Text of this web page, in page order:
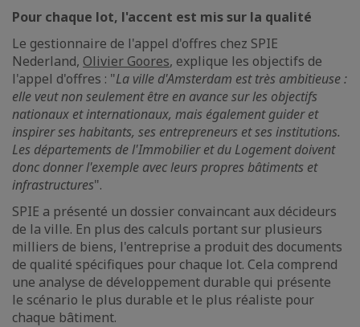
Pour chaque lot, l'accent est mis sur la qualité
Le gestionnaire de l'appel d'offres chez SPIE
Nederland, Olivier Goores, explique les objectifs de
l'appel d'offres : "La ville d'Amsterdam est très ambitieuse :
elle veut non seulement être en avance sur les objectifs
nationaux et internationaux, mais également guider et
inspirer ses habitants, ses entrepreneurs et ses institutions.
Les départements de l'Immobilier et du Logement doivent
donc donner l'exemple avec leurs propres bâtiments et
infrastructures".
SPIE a présenté un dossier convaincant aux décideurs
de la ville. En plus des calculs portant sur plusieurs
milliers de biens, l'entreprise a produit des documents
de qualité spécifiques pour chaque lot. Cela comprend
une analyse de développement durable qui présente
le scénario le plus durable et le plus réaliste pour
chaque bâtiment.